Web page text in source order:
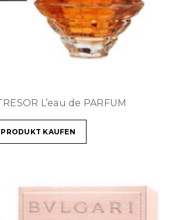
L’eau de PARFUM
PRODUKT KAUFEN